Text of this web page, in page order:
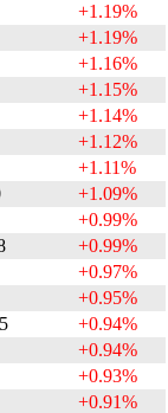
+1.19%
+1.19%
+1.16%
+1.15%
+1.14%
+1.12%
+1.11%
+1.09%
+0.99%
+0.99%
+0.97%
+0.95%
+0.94%
+0.94%
+0.93%
+0.91%